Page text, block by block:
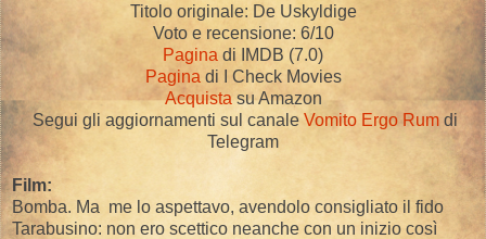
Titolo originale: De Uskyldige
Voto e recensione: 6/10
Pagina di IMDB (7.0)
Pagina di I Check Movies
Acquistasu Amazon
Segui gli aggiornamenti sul canaleVomito Ergo Rum di
Telegram
Film:
Bomba. Ma me lo aspettavo, avendolo consigliato il fido
Tarabusino: non ero scettico neanche con un inizio così